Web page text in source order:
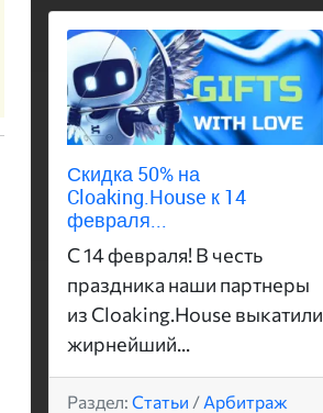
Скидка 50% на
Cloaking.House к 14
февраля...
С 14 февраля! В честь
праздника наши партнеры
из Cloaking.House выкатили
жирнейший...
Раздел: Статьи / Арбитраж